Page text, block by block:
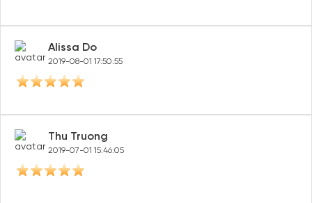
Alissa Do
2019-08-01 17:50:55
Thu Truong
2019-07-01 15:46:05